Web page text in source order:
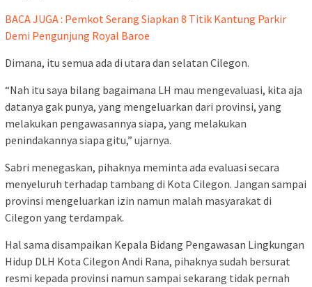
BACA JUGA : Pemkot Serang Siapkan 8 Titik Kantung Parkir
Demi Pengunjung Royal Baroe
Dimana, itu semua ada di utara dan selatan Cilegon.
“Nah itu saya bilang bagaimana LH mau mengevaluasi, kita aja
datanya gak punya, yang mengeluarkan dari provinsi, yang
melakukan pengawasannya siapa, yang melakukan
penindakannya siapa gitu,” ujarnya.
Sabri menegaskan, pihaknya meminta ada evaluasi secara
menyeluruh terhadap tambang di Kota Cilegon. Jangan sampai
provinsi mengeluarkan izin namun malah masyarakat di
Cilegon yang terdampak.
Hal sama disampaikan Kepala Bidang Pengawasan Lingkungan
Hidup DLH Kota Cilegon Andi Rana, pihaknya sudah bersurat
resmi kepada provinsi namun sampai sekarang tidak pernah